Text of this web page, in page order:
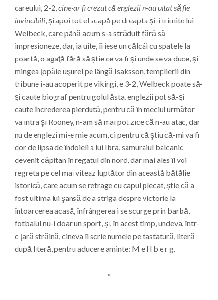
careului, 2-2,cine-ar fi crezut că englezii n-au uitat să fie
invincibili, şi apoi tot el scapă pe dreapta şi-i trimite lui
Welbeck, care până acum s-a străduit fără să
impresioneze, dar, ia uite, îi iese un călcâi cu spatele la
poartă, o agaţă fără să ştie ce va fi şi unde se va duce, şi
mingea ţopăie uşurel pe lângă Isaksson, templierii din
tribune i-au acoperit pe vikingi, e 3-2, Welbeck poate să-
şi caute biograf pentru golul ăsta, englezii pot să-şi
caute încrederea pierdută, pentru că în meciul următor
va intra şi Rooney, n-am să mai pot zice că n-au atac, dar
nu de englezi mi-e mie acum, ci pentru că ştiu că-mi va fi
dor de lipsa de îndoieli a lui Ibra, samuraiul balcanic
devenit căpitan în regatul din nord, dar mai ales îl voi
regreta pe cel mai viteaz luptător din această bătălie
istorică, care acum se retrage cu capul plecat, ştie că a
fost ultima lui şansă de a striga despre victorie la
întoarcerea acasă, înfrângerea i se scurge prin barbă,
fotbalul nu-i doar un sport, şi, în acest timp, undeva, într-
o ţară străină, cineva îi scrie numele pe tastatură, literă
după literă, pentru aducere aminte: M e l l b e r g.
*